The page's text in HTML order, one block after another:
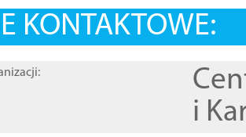
KONTAKTOWE:
i